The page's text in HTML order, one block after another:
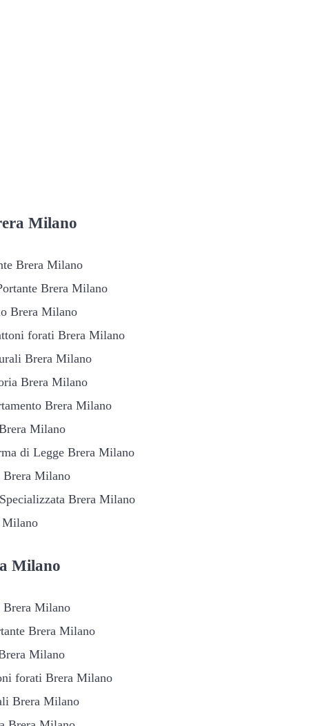
Milano
Brera Milano
Brera Milano
Brera Milano
forati Brera Milano
Brera Milano
Brera Milano
Brera Milano
Milano
di Legge Brera Milano
Brera Milano
Brera Milano
Milano
Milano
Brera Milano
Brera Milano
Milano
forati Brera Milano
Brera Milano